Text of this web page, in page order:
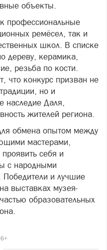
объекты.
профессиональные
ремёсел, так и
школ. В списке
дереву, керамика,
резьба по кости.
что конкурс призван не
но и
наследие Даля,
жителей региона.
обмена опытом между
мастерами,
себя и
с народными
и лучшие
выставках музея-
образовательных